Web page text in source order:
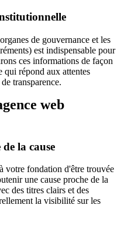
de gouvernance et les
est indispensable pour
ces informations de façon
qui répond aux attentes
transparence.
web
la cause
votre fondation d'être trouvée
une cause proche de la
des titres clairs et des
la visibilité sur les